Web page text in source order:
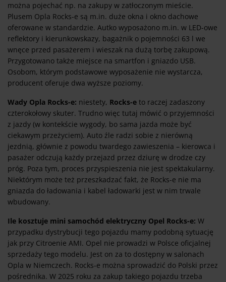
można pojechać np. na zakupy w zatłoczonym mieście.
Plusem Opla Rocks-e są m.in. duże okna i okno dachowe
oferowane w standardzie. Autko wyposażono m.in. w LED-owe
reflektory i kierunkowskazy, bagażnik o pojemności 63 l we
wnęce przed pasażerem i wieszak na dużą torbę zakupową.
Przygotowano także miejsce na smartfon i gniazdo USB.
Osobom, którym podstawowe wyposażenie nie wystarcza,
producent oferuje dwa wyższe poziomy.
Wady Opla Rocks-e: niestety, Rocks-e to raczej zadaszony
czterokołowy skuter. Trudno więc tutaj mówić o przyjemności
z jazdy (w kontekście wygody, bo sama jazda może być
ciekawym przeżyciem). Auto źle radzi sobie z nierówną
jezdnią, głównie z powodu twardego zawieszenia – kierowca i
pasażer odczują każdy przejazd przez dziurę w drodze czy
próg. Poza tym, proces przyspieszenia nie jest spektakularny.
Niektórym może też przeszkadzać fakt, że Rocks-e nie ma
gniazda do ładowania i kabel ładowarki jest w nim trwale
wbudowany.
Ile kosztuje mini samochód elektryczny Opel Rocks-e: W
przypadku dystrybucji tego pojazdu mamy podobną sytuację
jak przy Citroenie AMI. Opel nie prowadzi w Polsce oficjalnej
sprzedaży tego modelu. Jest on za to dostępny w salonach
Opla w Niemczech. Rocks-e można sprowadzić do Polski przez
pośrednika. W 2025 roku za zakup takiego pojazdu trzeba